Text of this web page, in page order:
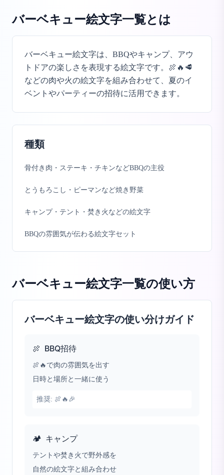
バーベキュー絵文字一覧とは
バーベキュー絵文字は、BBQやキャンプ、アウ
トドアの楽しさを表現する絵文字です。🍖🔥🥩
などの肉や火の絵文字を組み合わせて、夏のイ
ベントやパーティーの招待に活用できます。
種類
骨付き肉・ステーキ・チキンなどBBQの主役
とうもろこし・ピーマンなど焼き野菜
キャンプ・テント・焚き火などの絵文字
BBQの雰囲気が伝わる絵文字セット
バーベキュー絵文字一覧の使い方
バーベキュー絵文字の使い分けガイド
🍖 BBQ招待
🍖🔥で肉の雰囲気を出す
日時と場所と一緒に使う
推奨: 🍖🔥🎉
🏕️ キャンプ
テントや焚き火で野外感を
自然の絵文字と組み合わせ